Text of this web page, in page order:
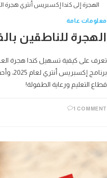
إلى كندا إكسبريس أنتري هجرة
عامة
للناطقين
على كيفية تسهيل كندا هجرة العمال
برنامج
التعليم ورعاية الطفولة!
1